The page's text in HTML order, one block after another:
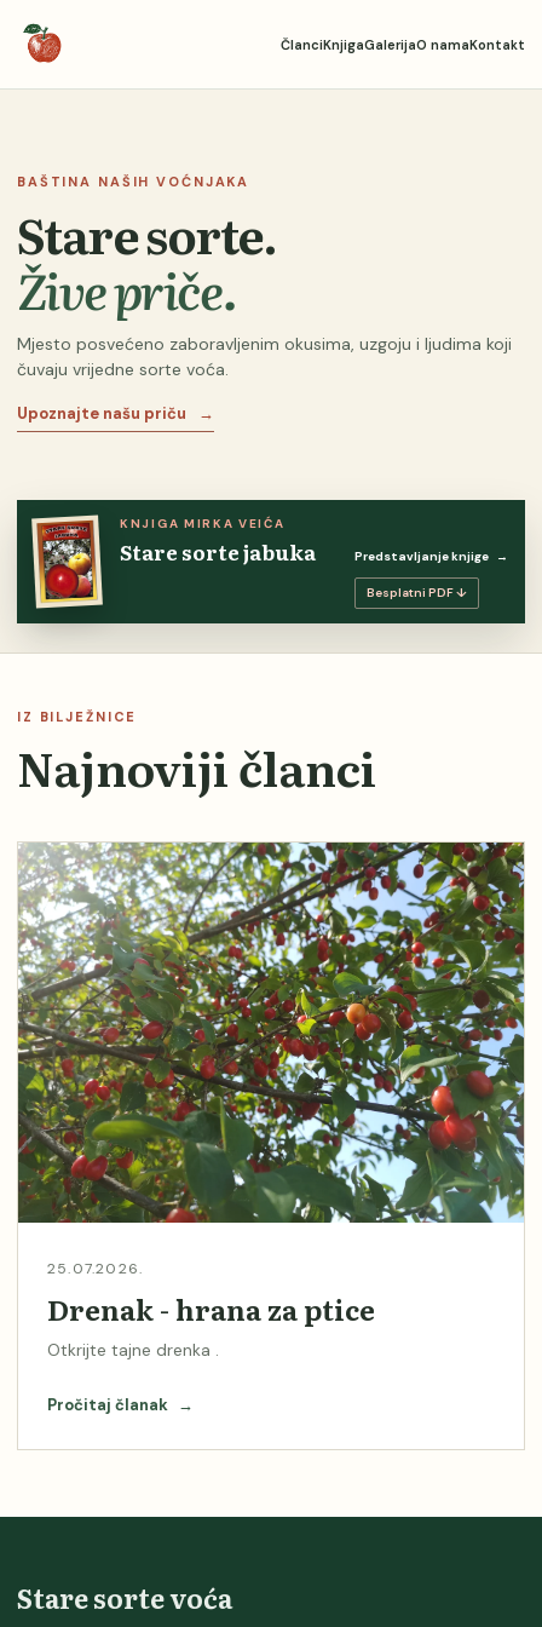
ČlanciKnjigaGalerijaO namaKontakt
BAŠTINA NAŠIH VOĆNJAKA
Stare sorte.
Žive priče.
Mjesto posvećeno zaboravljenim okusima, uzgoju i ljudima koji
čuvaju vrijedne sorte voća.
Upoznajte našu priču →
KNJIGA MIRKA VEIĆA
Stare sorte jabuka Predstavljanje knjige →
Besplatni PDF ↓
IZ BILJEŽNICE
Najnoviji članci
25.07.2026.
Drenak - hrana za ptice
Otkrijte tajne drenka .
Pročitaj članak →
Stare sorte voća